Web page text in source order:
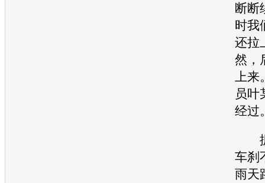
断断
时我
还拉
然，
上来
员叶
经过
据
车刹
雨天